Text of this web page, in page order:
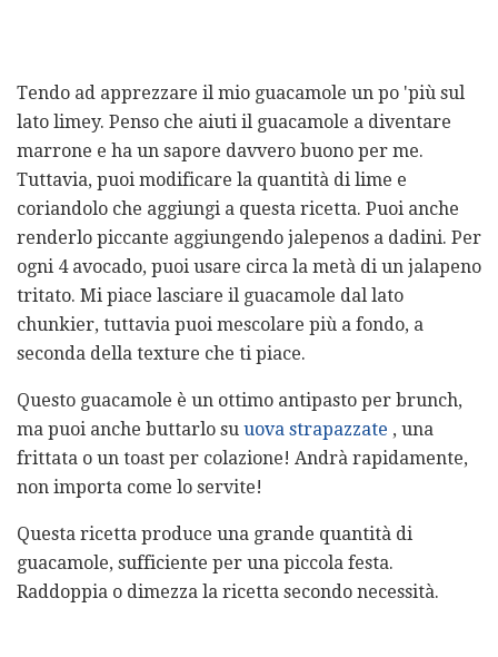
Tendo ad apprezzare il mio guacamole un po 'più sul
lato limey. Penso che aiuti il ​​guacamole a diventare
marrone e ha un sapore davvero buono per me.
Tuttavia, puoi modificare la quantità di lime e
coriandolo che aggiungi a questa ricetta. Puoi anche
renderlo piccante aggiungendo jalepenos a dadini. Per
ogni 4 avocado, puoi usare circa la metà di un jalapeno
tritato. Mi piace lasciare il guacamole dal lato
chunkier, tuttavia puoi mescolare più a fondo, a
seconda della texture che ti piace.
Questo guacamole è un ottimo antipasto per brunch,
ma puoi anche buttarlo su uova strapazzate , una
frittata o un toast per colazione! Andrà rapidamente,
non importa come lo servite!
Questa ricetta produce una grande quantità di
guacamole, sufficiente per una piccola festa.
Raddoppia o dimezza la ricetta secondo necessità.